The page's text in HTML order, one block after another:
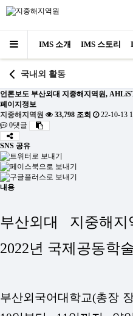
IMS 소개 IMS 스토리
국내외 활동
언론보도 부산외대 지중해지역원,
페이지정보
지중해지역원
33,798 조회
22-10-13
0댓글
SNS 공유
내용
부산외대 지중해지
2022년 국제공동학
부산외국어대학교(총장